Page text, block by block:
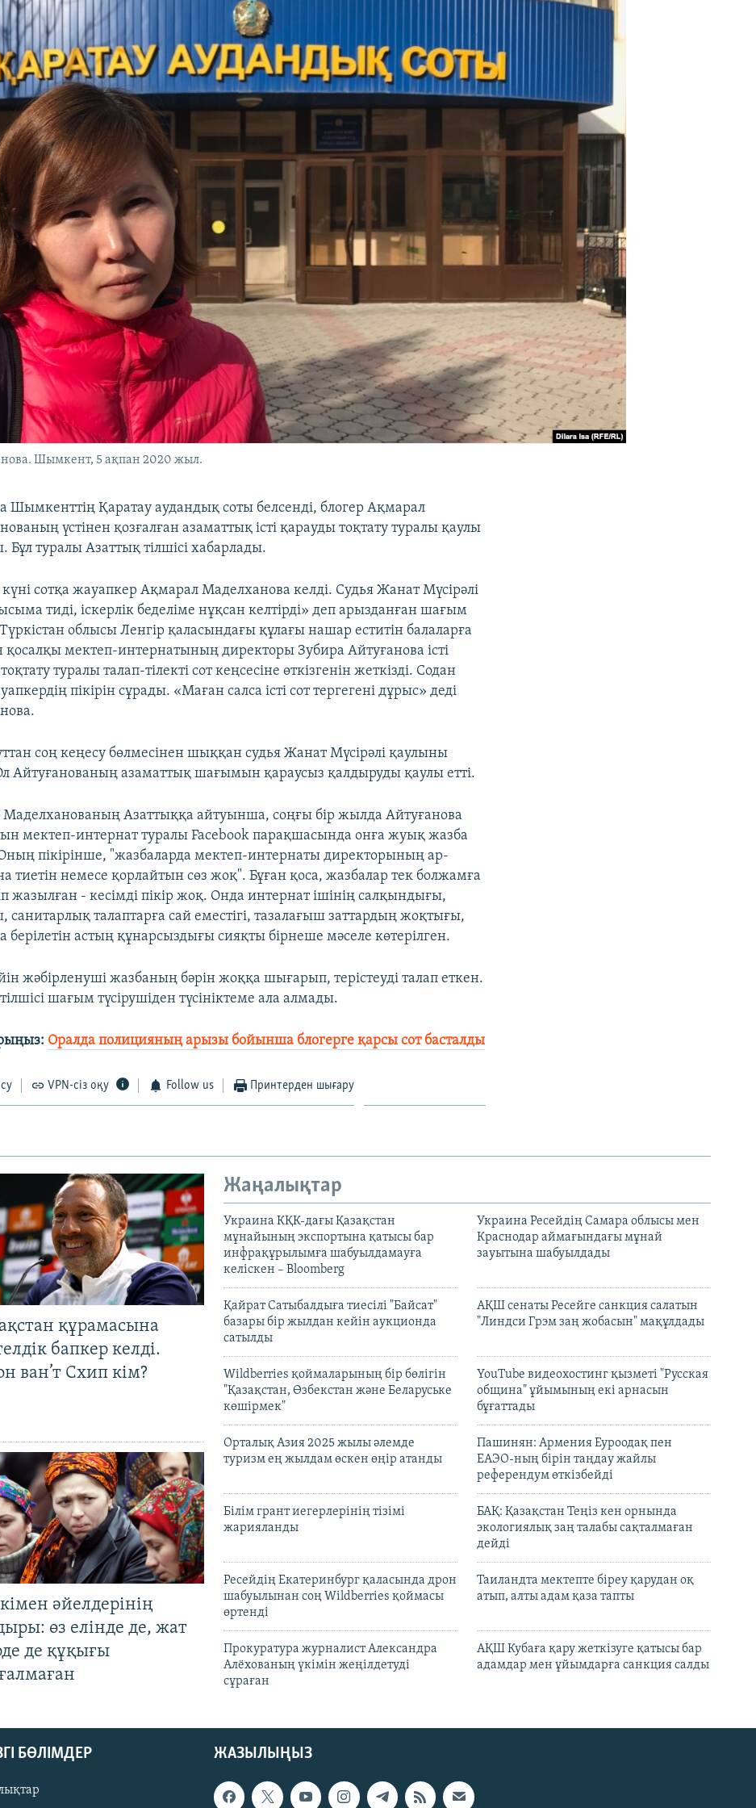
Шымкент, 5 ақпан 2020 жыл.
Шымкенттің Қаратау аудандық соты белсенді, блогер Ақмарал
үстінен қозғалған азаматтық істі қарауды тоқтату туралы қаулы
туралы Азаттық тілшісі хабарлады.
күні сотқа жауапкер Ақмарал Маделханова келді. Судья Жанат Мүсірәлі
тиді, іскерлік беделіме нұқсан келтірді» деп арызданған шағым
Түркістан облысы Ленгір қаласындағы құлағы нашар еститін балаларға
қосалқы мектеп-интернатының директоры Зубира Айтуғанова істі
туралы талап-тілекті сот кеңсесіне өткізгенін жеткізді. Содан
пікірін сұрады. «Маған салса істі сот тергегені дұрыс» деді
соң кеңесу бөлмесінен шыққан судья Жанат Мүсірәлі қаулыны
Айтуғанованың азаматтық шағымын қараусыз қалдыруды қаулы етті.
Азаттыққа айтуынша, соңғы бір жылда Айтуғанова
мектеп-интернат туралы Facebook парақшасында онға жуық жазба
пікірінше, "жазбаларда мектеп-интернаты директорының ар-
тиетін немесе қорлайтын сөз жоқ". Бұған қоса, жазбалар тек болжамға
жазылған - кесімді пікір жоқ. Онда интернат ішінің салқындығы,
санитарлық талаптарға сай еместігі, тазалағыш заттардың жоқтығы,
берілетін астың құнарсыздығы сияқты бірнеше мәселе көтерілген.
жәбірленуші жазбаның бәрін жоққа шығарып, терістеуді талап еткен.
шағым түсірушіден түсініктеме ала алмады.
Оралда полицияның арызы бойынша блогерге қарсы сот басталды​
VPN-сіз оқу Follow us Принтерден шығару
құрамасына
бапкер келді.
ван’т Схип кім?
әйелдерінің
өз елінде де, жат
де құқығы
Жаңалықтар
Украина КҚК-дағы Қазақстан
мұнайының экспортына қатысы бар
инфрақұрылымға шабуылдамауға
келіскен – Bloomberg
Украина Ресейдің Самара облысы мен
Краснодар аймағындағы мұнай
зауытына шабуылдады
Қайрат Сатыбалдыға тиесілі "Байсат"
базары бір жылдан кейін аукционда
сатылды
АҚШ сенаты Ресейге санкция салатын
"Линдси Грэм заң жобасын" мақұлдады
Wildberries қоймаларының бір бөлігін
"Қазақстан, Өзбекстан және Беларуське
көшірмек"
YouTube видеохостинг қызметі "Русская
община" ұйымының екі арнасын
бұғаттады
Орталық Азия 2025 жылы әлемде
туризм ең жылдам өскен өңір атанды
Пашинян: Армения Еуроодақ пен
ЕАЭО-ның бірін таңдау жайлы
референдум өткізбейді
Білім грант иегерлерінің тізімі
жарияланды
БАҚ: Қазақстан Теңіз кен орнында
экологиялық заң талабы сақталмаған
дейді
Ресейдің Екатеринбург қаласында дрон
шабуылынан соң Wildberries қоймасы
өртенді
Таиландта мектепте біреу қарудан оқ
атып, алты адам қаза тапты
Прокуратура журналист Александра
Алёхованың үкімін жеңілдетуді
сұраған
АҚШ Кубаға қару жеткізуге қатысы бар
адамдар мен ұйымдарға санкция салды
ЖАЗЫЛЫҢЫЗ
БӨЛІМДЕР